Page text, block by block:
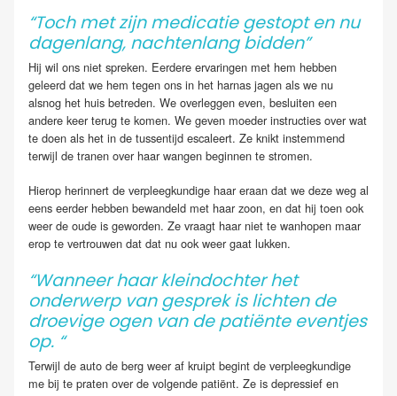
“Toch met zijn medicatie gestopt en nu
dagenlang, nachtenlang bidden”
Hij wil ons niet spreken. Eerdere ervaringen met hem hebben
geleerd dat we hem tegen ons in het harnas jagen als we nu
alsnog het huis betreden. We overleggen even, besluiten een
andere keer terug te komen. We geven moeder instructies over wat
te doen als het in de tussentijd escaleert. Ze knikt instemmend
terwijl de tranen over haar wangen beginnen te stromen.
Hierop herinnert de verpleegkundige haar eraan dat we deze weg al
eens eerder hebben bewandeld met haar zoon, en dat hij toen ook
weer de oude is geworden. Ze vraagt haar niet te wanhopen maar
erop te vertrouwen dat dat nu ook weer gaat lukken.
“Wanneer haar kleindochter het
onderwerp van gesprek is lichten de
droevige ogen van de patiënte eventjes
op. “
Terwijl de auto de berg weer af kruipt begint de verpleegkundige
me bij te praten over de volgende patiënt. Ze is depressief en